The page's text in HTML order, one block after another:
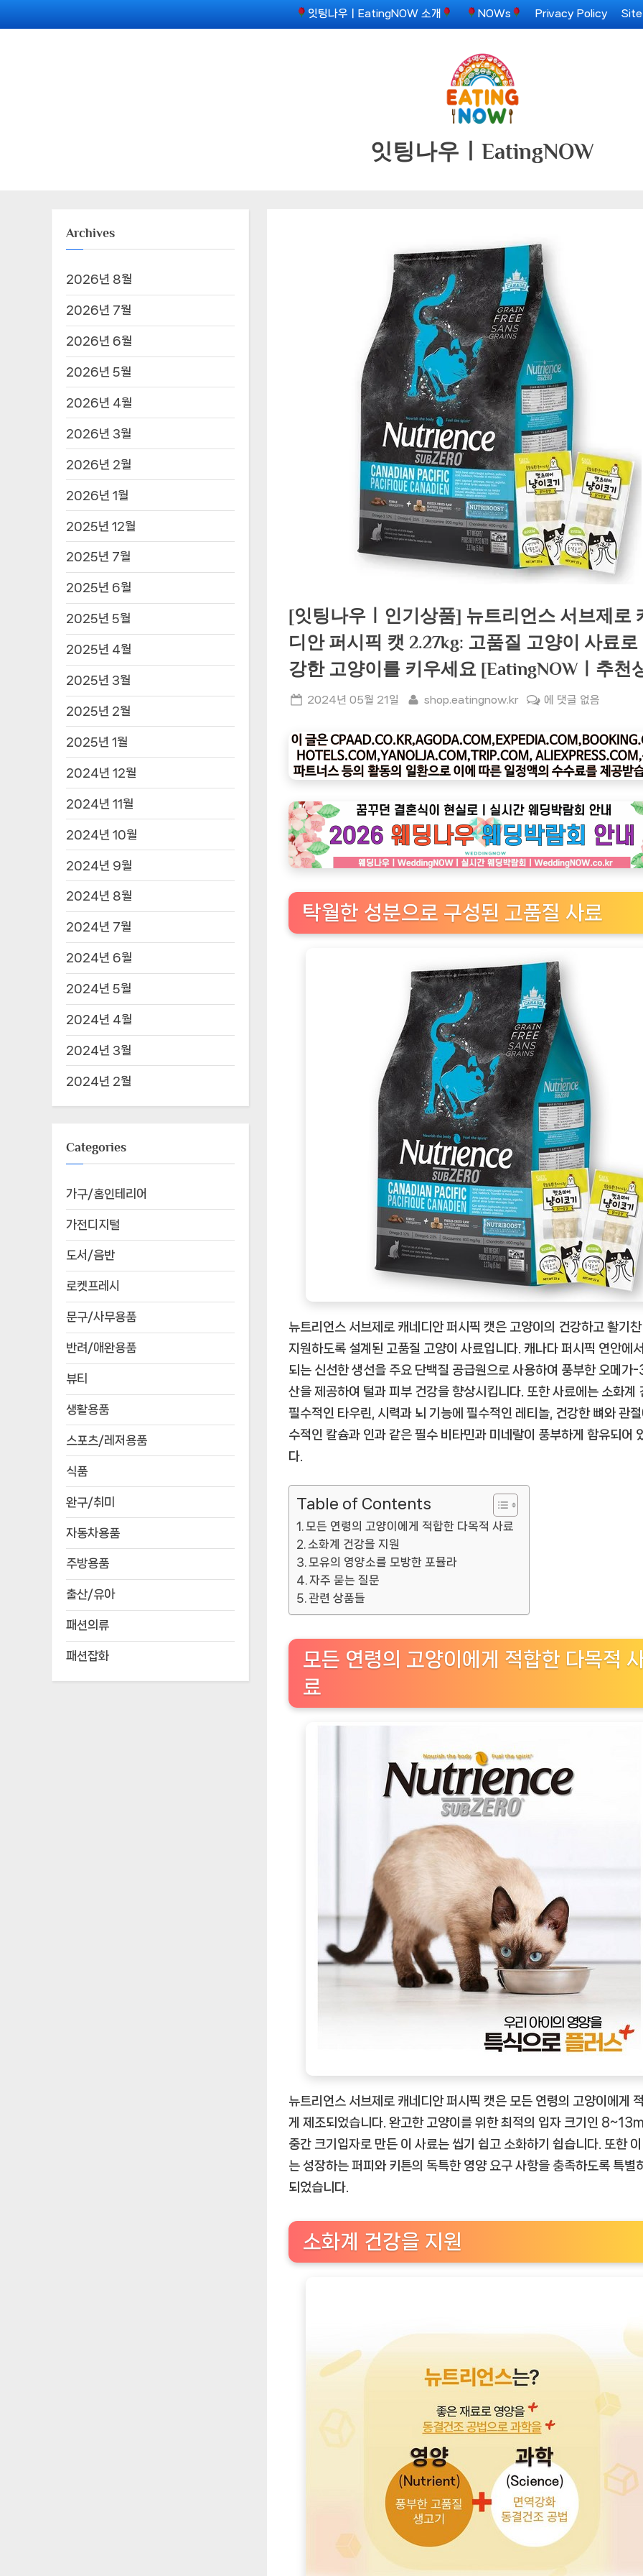
to
잇팅나우ㅣEatingNOW 소개 NOWs Privacy Policy
잇팅나우ㅣEatingNOW
[잇팅나우ㅣ인기상품] 뉴트리언스 서브제로
디안 퍼시픽 캣 2.27kg: 고품질 고양이 사료로
강한 고양이를 키우세요 [EatingNOWㅣ추천
Posted
2024년 05월 21일 By
shop.eatingnow.kr
[잇
나
ㅣ
기
상
품]
뉴
리
언
서
브
제
로
캐
네
디
안
퍼
시
픽
캣
2.27kg:
고
품
질
고
양
이
료
로
건
강
한
고
상
품]
에 댓글 없음
탁월한 성분으로 구성된 고품질 사료
뉴트리언스 서브제로 캐네디안 퍼시픽 캣은 고양이의 건강하고 활기
지원하도록 설계된 고품질 고양이 사료입니다. 캐나다 퍼시픽 연안에
되는 신선한 생선을 주요 단백질 공급원으로 사용하여 풍부한 오메가
산을 제공하여 털과 피부 건강을 향상시킵니다. 또한 사료에는 소화계
필수적인 타우린, 시력과 뇌 기능에 필수적인 레티놀, 건강한 뼈와 관
수적인 칼슘과 인과 같은 필수 비타민과 미네랄이 풍부하게 함유되어
다.
Table of Contents
모든 연령의 고양이에게 적합한 다목적 사료
소화계 건강을 지원
모유의 영양소를 모방한 포뮬라
자주 묻는 질문
관련 상품들
모든 연령의 고양이에게 적합한 다목적
료
뉴트리언스 서브제로 캐네디안 퍼시픽 캣은 모든 연령의 고양이에게
게 제조되었습니다. 완고한 고양이를 위한 최적의 입자 크기인
중간 크기입자로 만든 이 사료는 씹기 쉽고 소화하기 쉽습니다. 또한
는 성장하는 퍼피와 키튼의 독특한 영양 요구 사항을 충족하도록 특별
되었습니다.
소화계 건강을 지원
Archives
2026년 8월
2026년 7월
2026년 6월
2026년 5월
2026년 4월
2026년 3월
2026년 2월
2026년 1월
2025년 12월
2025년 7월
2025년 6월
2025년 5월
2025년 4월
2025년 3월
2025년 2월
2025년 1월
2024년 12월
2024년 11월
2024년 10월
2024년 9월
2024년 8월
2024년 7월
2024년 6월
2024년 5월
2024년 4월
2024년 3월
2024년 2월
Categories
가구/홈인테리어
가전디지털
도서/음반
로켓프레시
문구/사무용품
반려/애완용품
뷰티
생활용품
스포츠/레저용품
식품
완구/취미
자동차용품
주방용품
출산/유아
패션의류
패션잡화